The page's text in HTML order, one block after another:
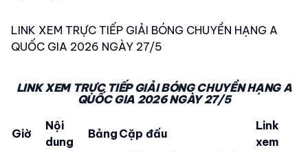
LINK XEM TRỰC TIẾP GIẢI BÓNG CHUYỀN HẠNG A
QUỐC GIA 2026 NGÀY 27/5
LINK XEM TRỰC TIẾP GIẢI BÓNG CHUYỀN HẠNG A
QUỐC GIA 2026 NGÀY 27/5
Giờ
Nội
dung
Bảng Cặp đấu
Link
xem